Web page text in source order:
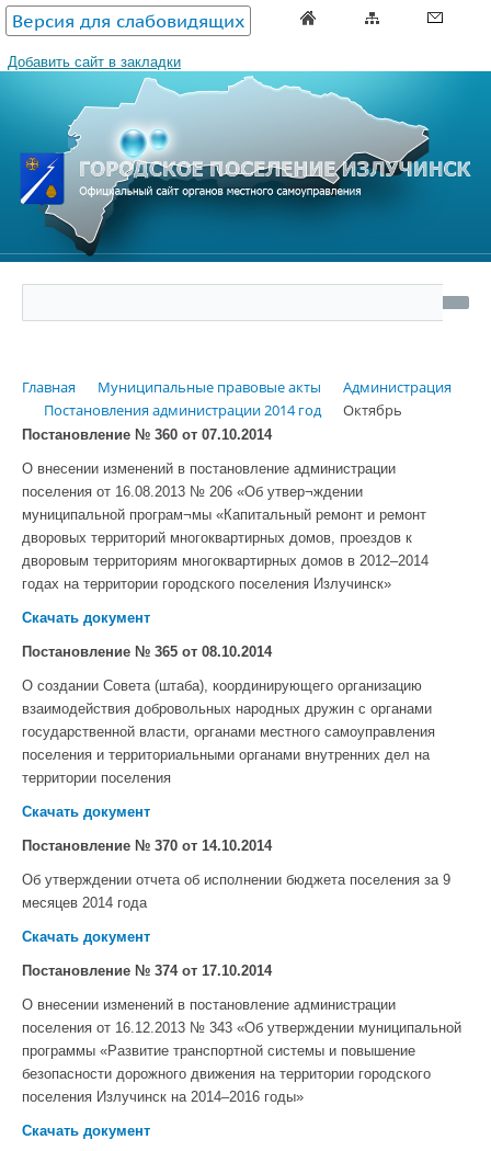
Версия для слабовидящих
Добавить сайт в закладки
Главная Муниципальные правовые акты
Администрация
Постановления администрации 2014 год
Октябрь
Постановление № 360 от 07.10.2014
О внесении изменений в постановление администрации
поселения от 16.08.2013 № 206 «Об утвер¬ждении
муниципальной програм¬мы «Капитальный ремонт и ремонт
дворовых территорий многоквартирных домов, проездов к
дворовым территориям многоквартирных домов в 2012–2014
годах на территории городского поселения Излучинск»
Скачать документ
Постановление № 365 от 08.10.2014
О создании Совета (штаба), координирующего организацию
взаимодействия добровольных народных дружин с органами
государственной власти, органами местного самоуправления
поселения и территориальными органами внутренних дел на
территории поселения
Скачать документ
Постановление № 370 от 14.10.2014
Об утверждении отчета об исполнении бюджета поселения за 9
месяцев 2014 года
Скачать документ
Постановление № 374 от 17.10.2014
О внесении изменений в постанов­ление администрации
поселения от 16.12.2013 № 343 «Об утвержде­нии муниципальной
программы «Развитие транспортной системы и повышение
безопасности дорож­ного движения на территории город­ского
поселения Излучинск на 2014–2016 годы»
Скачать документ